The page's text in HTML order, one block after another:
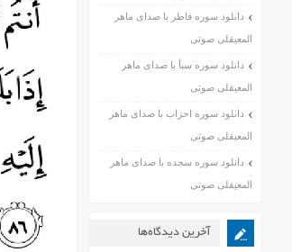
دانلود سوره فاطر با صدای ماهر
المعیقلی صوتی
دانلود سوره سبأ با صدای ماهر
المعیقلی صوتی
دانلود سوره احزاب با صدای ماهر
المعیقلی صوتی
دانلود سوره سجده با صدای ماهر
المعیقلی صوتی
آخرین دیدگاه‌ها